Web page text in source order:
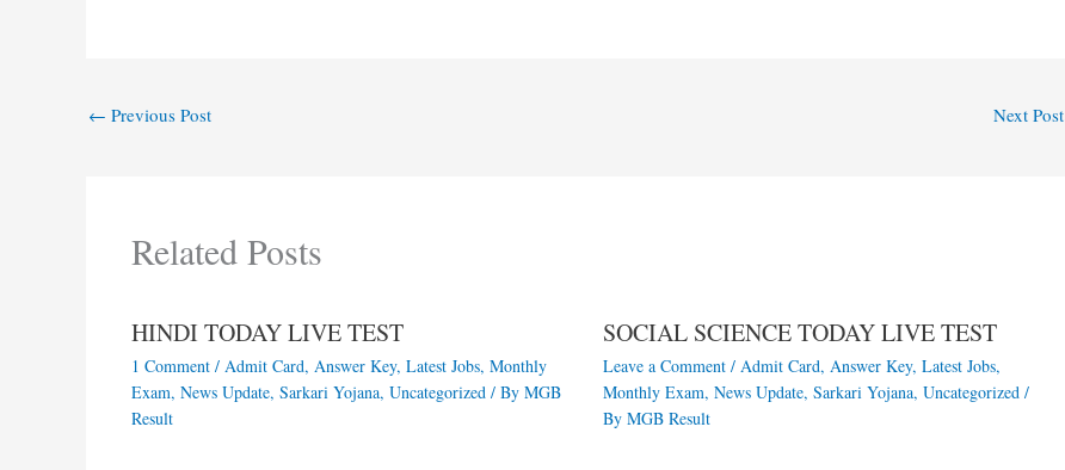
← Previous Post Next Post
Related Posts
HINDI TODAY LIVE TEST
1 Comment / Admit Card, Answer Key, Latest Jobs, Monthly
Exam, News Update, Sarkari Yojana, Uncategorized/ By MGB
Result
SOCIAL SCIENCE TODAY LIVE TEST
Leave a Comment / Admit Card, Answer Key, Latest Jobs,
Monthly Exam, News Update, Sarkari Yojana, Uncategorized/
By MGB Result